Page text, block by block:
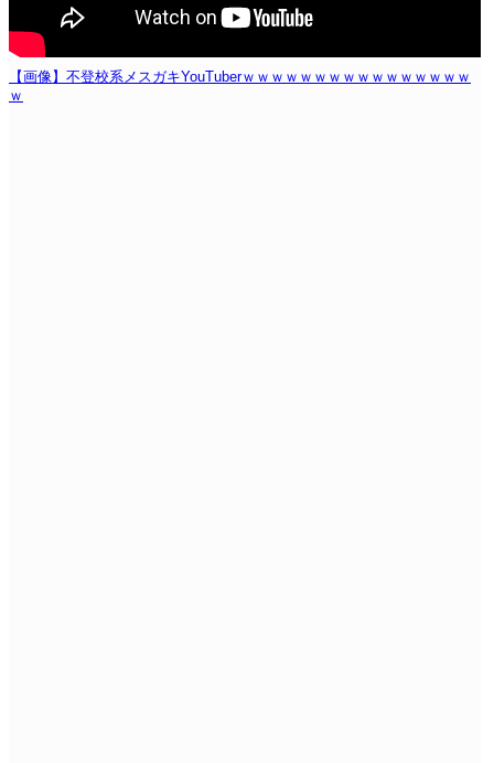
【画像】不登校系メスガキYouTuberｗｗｗｗｗｗｗｗｗｗｗｗｗｗｗｗ
ｗ